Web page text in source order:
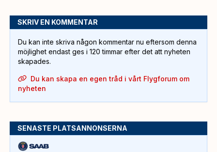
SKRIV EN KOMMENTAR
Du kan inte skriva någon kommentar nu eftersom denna
möjlighet endast ges i 120 timmar efter det att nyheten
skapades.
Du kan skapa en egen tråd i vårt Flygforum om
nyheten
SENASTE PLATSANNONSERNA